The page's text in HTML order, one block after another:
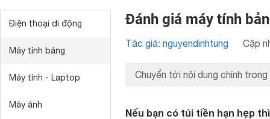
Điện thoại di động
Máy tính bảng
Máy tính - Laptop
Máy ảnh
Đánh giá máy tính
Tác giả: nguyendinhtung Cập
Chuyển tới nội dung chính trong
Nếu bạn có túi tiền hạn hẹp